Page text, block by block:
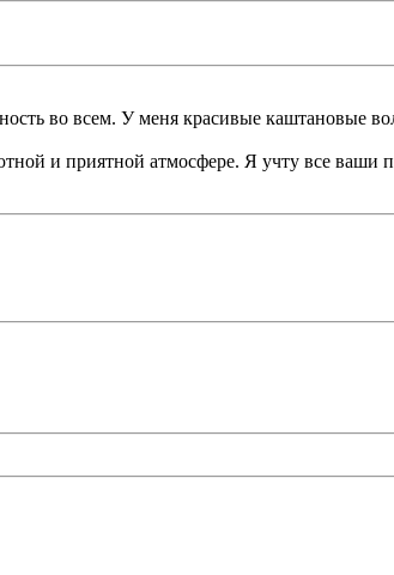
во всем. У меня красивые каштановые
и приятной атмосфере. Я учту все